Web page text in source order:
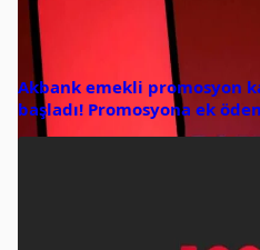
Akbank emekli promosyon
başladı! Promosyona ek